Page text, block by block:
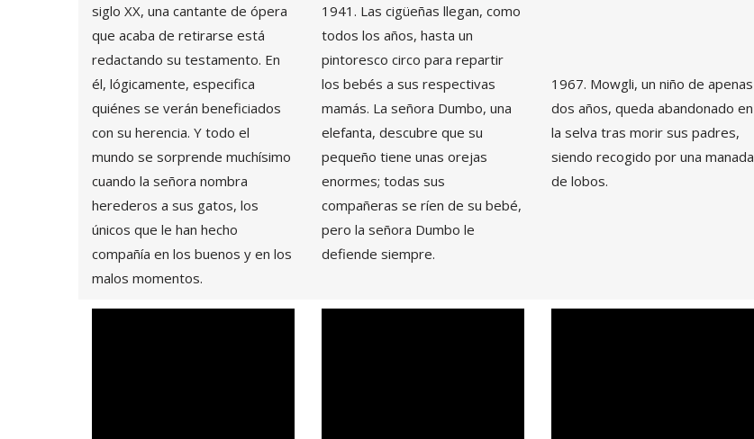
siglo XX, una cantante de ópera
que acaba de retirarse está
redactando su testamento. En
él, lógicamente, especifica
quiénes se verán beneficiados
con su herencia. Y todo el
mundo se sorprende muchísimo
cuando la señora nombra
herederos a sus gatos, los
únicos que le han hecho
compañía en los buenos y en los
malos momentos.
1941. Las cigüeñas llegan, como
todos los años, hasta un
pintoresco circo para repartir
los bebés a sus respectivas
mamás. La señora Dumbo, una
elefanta, descubre que su
pequeño tiene unas orejas
enormes; todas sus
compañeras se ríen de su bebé,
pero la señora Dumbo le
defiende siempre.
1967. Mowgli, un niño de apenas
dos años, queda abandonado en
la selva tras morir sus padres,
siendo recogido por una manada
de lobos.